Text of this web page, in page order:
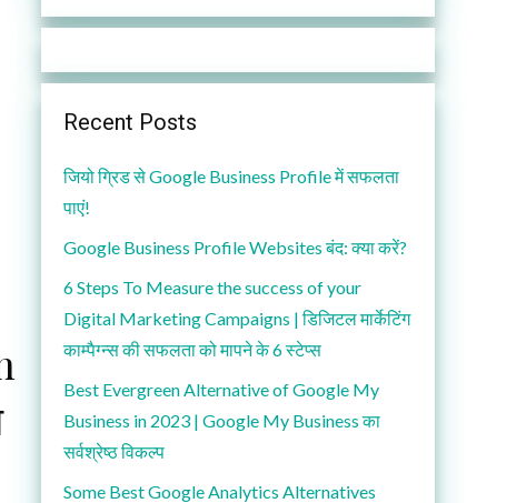
Recent Posts
जियो ग्रिड से Google Business Profile में सफलता
पाएं!
Google Business Profile Websites बंद: क्या करें?
6 Steps To Measure the success of your
Digital Marketing Campaigns | डिजिटल मार्केटिंग
काम्पैग्न्स की सफलता को मापने के 6 स्टेप्स
Best Evergreen Alternative of Google My
Business in 2023 | Google My Business का
सर्वश्रेष्ठ विकल्प
Some Best Google Analytics Alternatives